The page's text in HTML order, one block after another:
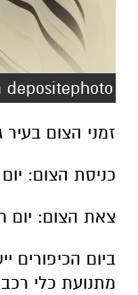
depositephoto ראש השנה
זמני הצום בעיר
כניסת הצום: יום
צאת הצום: יום חמישי,
ביום הכיפורים
מתנועת כלי